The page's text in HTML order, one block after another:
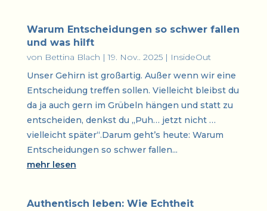
Warum Entscheidungen so schwer fallen
und was hilft
von Bettina Blach |19. Nov.. 2025| InsideOut
Unser Gehirn ist großartig. Außer wenn wir eine
Entscheidung treffen sollen. Vielleicht bleibst du
da ja auch gern im Grübeln hängen und statt zu
entscheiden, denkst du „Puh… jetzt nicht …
vielleicht später“.Darum geht’s heute: Warum
Entscheidungen so schwer fallen...
mehr lesen
Authentisch leben: Wie Echtheit